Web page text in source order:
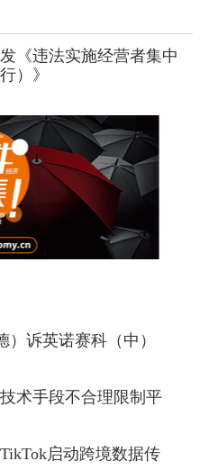
《违法实施经营者集中
）》
诉英诺赛科（中）
术手段不合理限制平
启动跨境数据传